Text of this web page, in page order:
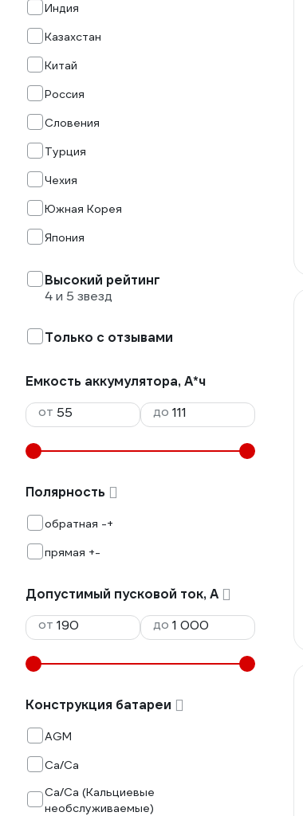
Индия
Казахстан
Китай
Россия
Словения
Турция
Чехия
Южная Корея
Япония
Высокий рейтинг
4 и 5 звезд
Только с отзывами
Емкость аккумулятора, А*ч
от
до
Полярность
обратная -+
прямая +-
Допустимый пусковой ток, А
от
до
Конструкция батареи
AGM
Ca/Ca
Ca/Ca (Кальциевые
необслуживаемые)